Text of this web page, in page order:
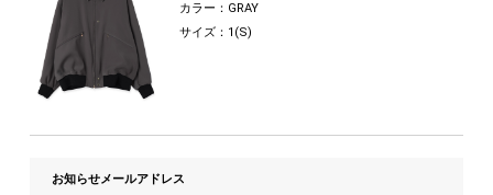
カラー：GRAY
サイズ：1(S)
お知らせメールアドレス